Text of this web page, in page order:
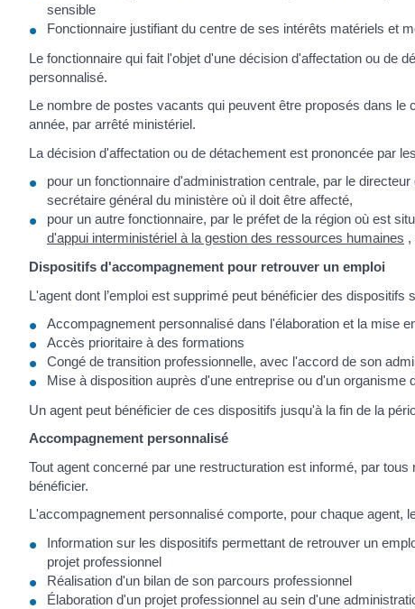
sensible
Fonctionnaire justifiant du centre de ses intérêts matériels et
Le fonctionnaire qui fait l'objet d'une décision d'affectation ou de
personnalisé.
Le nombre de postes vacants qui peuvent être proposés dans
année, par arrêté ministériel.
La décision d'affectation ou de détachement est prononcée par
pour un fonctionnaire d'administration centrale, par le
secrétaire général du ministère où il doit être affecté,
pour un autre fonctionnaire, par le préfet de la région où est
d'appui interministériel à la gestion des ressources humaines ,
Dispositifs d'accompagnement pour retrouver un emploi
L'agent dont l’emploi est supprimé peut bénéficier des dispositifs
Accompagnement personnalisé dans l'élaboration et la mise
Accès prioritaire à des formations
Congé de transition professionnelle, avec l'accord de son
Mise à disposition auprès d'une entreprise ou d'un
Un agent peut bénéficier de ces dispositifs jusqu'à la fin de la
Accompagnement personnalisé
Tout agent concerné par une restructuration est informé, par
bénéficier.
L'accompagnement personnalisé comporte, pour chaque agent,
Information sur les dispositifs permettant de retrouver un
projet professionnel
Réalisation d'un bilan de son parcours professionnel
Élaboration d'un projet professionnel au sein d'une